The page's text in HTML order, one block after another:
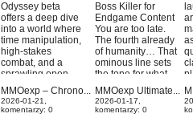
Odyssey beta
offers a deep dive
into a world where
time manipulation,
high-stakes
combat, and a
sprawling open
world converge.
From character
creation to intense
MMOexp – Chrono...
2026-01-21,
komentarzy: 0
Boss Killer for
Endgame Content
You are too late.
The fourth already
of humanity… That
ominous line sets
the tone for what
this build
represents: raw,
overwhelming
MMOexp Ultimate...
2026-01-17,
komentarzy: 0